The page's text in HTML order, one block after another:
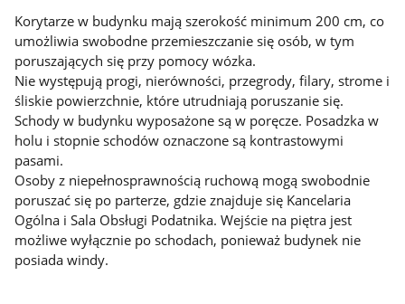
Korytarze w budynku mają szerokość minimum 200 cm, co
umożliwia swobodne przemieszczanie się osób, w tym
poruszających się przy pomocy wózka.
Nie występują progi, nierówności, przegrody, filary, strome i
śliskie powierzchnie, które utrudniają poruszanie się.
Schody w budynku wyposażone są w poręcze. Posadzka w
holu i stopnie schodów oznaczone są kontrastowymi
pasami.
Osoby z niepełnosprawnością ruchową mogą swobodnie
poruszać się po parterze, gdzie znajduje się Kancelaria
Ogólna i Sala Obsługi Podatnika. Wejście na piętra jest
możliwe wyłącznie po schodach, ponieważ budynek nie
posiada windy.